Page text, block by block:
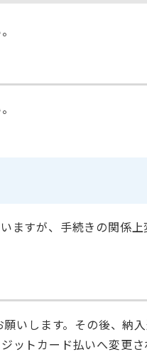
ますが、手続きの関係
願いします。その後、納
ットカード払いへ変更さ